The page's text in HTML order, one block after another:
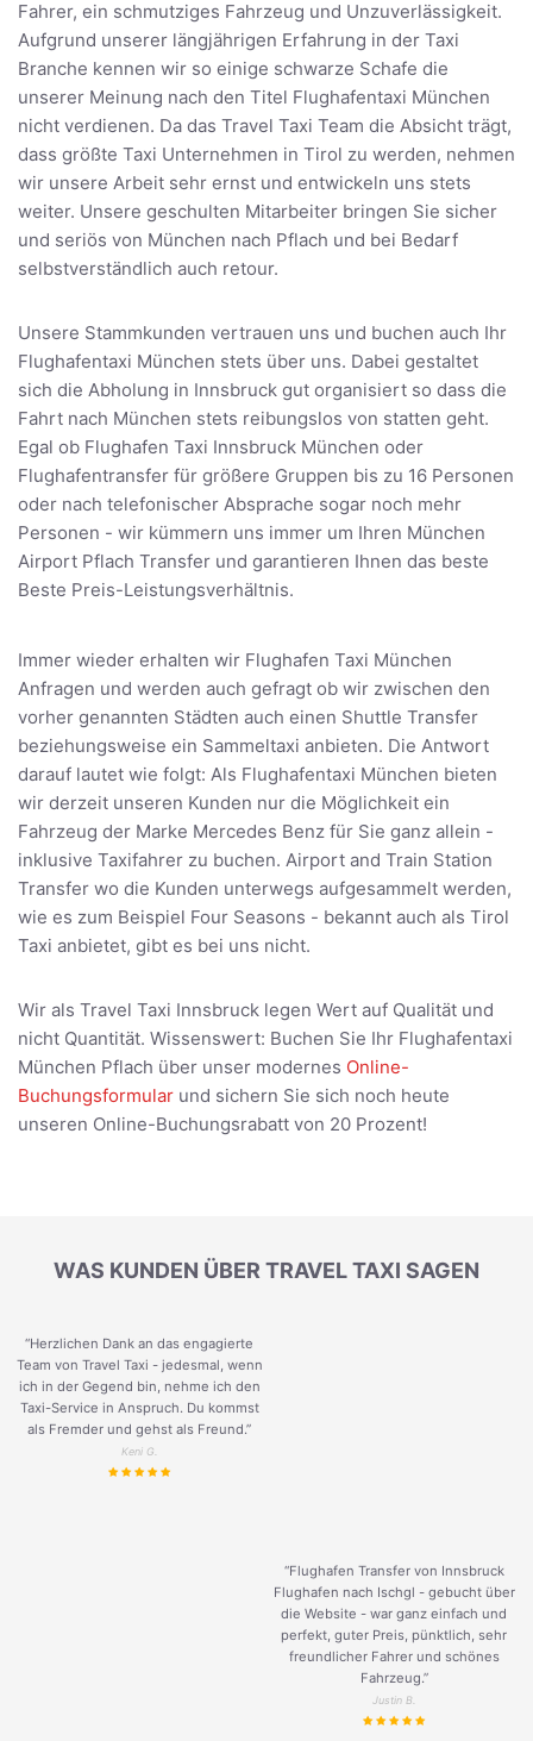
Fahrer, ein schmutziges Fahrzeug und Unzuverlässigkeit.
Aufgrund unserer längjährigen Erfahrung in der Taxi
Branche kennen wir so einige schwarze Schafe die
unserer Meinung nach den Titel Flughafentaxi München
nicht verdienen. Da das Travel Taxi Team die Absicht trägt,
dass größte Taxi Unternehmen in Tirol zu werden, nehmen
wir unsere Arbeit sehr ernst und entwickeln uns stets
weiter. Unsere geschulten Mitarbeiter bringen Sie sicher
und seriös von München nach Pflach und bei Bedarf
selbstverständlich auch retour.
Unsere Stammkunden vertrauen uns und buchen auch Ihr
Flughafentaxi München stets über uns. Dabei gestaltet
sich die Abholung in Innsbruck gut organisiert so dass die
Fahrt nach München stets reibungslos von statten geht.
Egal ob Flughafen Taxi Innsbruck München oder
Flughafentransfer für größere Gruppen bis zu 16 Personen
oder nach telefonischer Absprache sogar noch mehr
Personen - wir kümmern uns immer um Ihren München
Airport Pflach Transfer und garantieren Ihnen das beste
Beste Preis-Leistungsverhältnis.
Immer wieder erhalten wir Flughafen Taxi München
Anfragen und werden auch gefragt ob wir zwischen den
vorher genannten Städten auch einen Shuttle Transfer
beziehungsweise ein Sammeltaxi anbieten. Die Antwort
darauf lautet wie folgt: Als Flughafentaxi München bieten
wir derzeit unseren Kunden nur die Möglichkeit ein
Fahrzeug der Marke Mercedes Benz für Sie ganz allein -
inklusive Taxifahrer zu buchen. Airport and Train Station
Transfer wo die Kunden unterwegs aufgesammelt werden,
wie es zum Beispiel Four Seasons - bekannt auch als Tirol
Taxi anbietet, gibt es bei uns nicht.
Wir als Travel Taxi Innsbruck legen Wert auf Qualität und
nicht Quantität. Wissenswert: Buchen Sie Ihr Flughafentaxi
München Pflach über unser modernes Online-
Buchungsformular und sichern Sie sich noch heute
unseren Online-Buchungsrabatt von 20 Prozent!
WAS KUNDEN ÜBER TRAVEL TAXI SAGEN
“Herzlichen Dank an das engagierte
Team von Travel Taxi - jedesmal, wenn
ich in der Gegend bin, nehme ich den
Taxi-Service in Anspruch. Du kommst
als Fremder und gehst als Freund.”
Keni G.
“Flughafen Transfer von Innsbruck
Flughafen nach Ischgl - gebucht über
die Website - war ganz einfach und
perfekt, guter Preis, pünktlich, sehr
freundlicher Fahrer und schönes
Fahrzeug.”
Justin B.